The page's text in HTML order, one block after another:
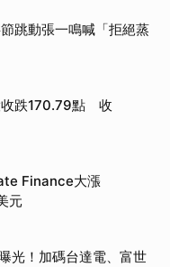
跳動張一鳴喊「拒絕蒸
收跌170.79點 收
Finance大漲
元
光！加碼台達電、富世